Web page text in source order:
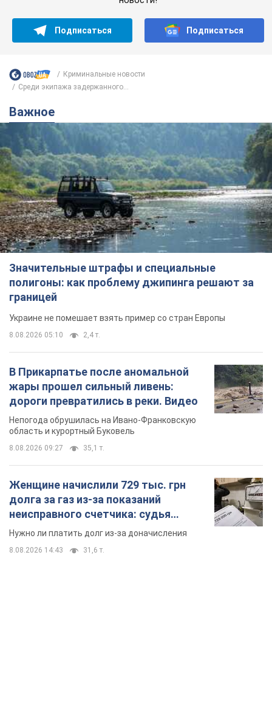
Подписаться Подписаться
Криминальные новости
Среди экипажа задержанного...
Важное
Значительные штрафы и специальные
полигоны: как проблему джипинга решают за
границей
Украине не помешает взять пример со стран Европы
8.08.2026 05:10 2,4 т.
В Прикарпатье после аномальной
жары прошел сильный ливень:
дороги превратились в реки. Видео
Непогода обрушилась на Ивано-Франковскую
область и курортный Буковель
8.08.2026 09:27 35,1 т.
Женщине начислили 729 тыс. грн
долга за газ из-за показаний
неисправного счетчика: судья
вынес неожиданное решение
Нужно ли платить долг из-за доначисления
8.08.2026 14:43 31,6 т.